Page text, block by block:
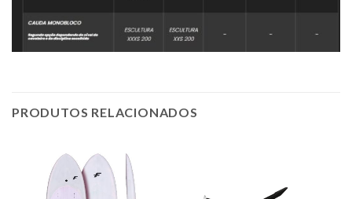
PRODUTOS RELACIONADOS